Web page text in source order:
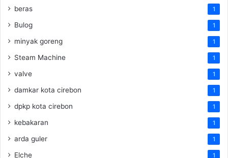
beras 1
Bulog 1
minyak goreng 1
Steam Machine 1
valve 1
damkar kota cirebon 1
dpkp kota cirebon 1
kebakaran 1
arda guler 1
Elche 1